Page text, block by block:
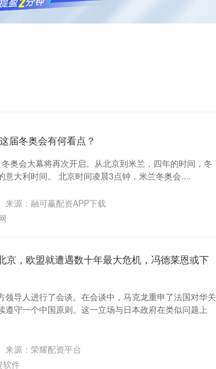
届冬奥会有何看点？
奥会大幕将再次开启。从北京到米兰，四年的时间，冬
意大利时间。 北京时间凌晨3点钟，米兰冬奥会....
来源：融可赢配资APP下载
京，欧盟就遭遇数十年最大危机，冯德莱恩或下
领导人进行了会谈。在会谈中，马克龙重申了法国对华关
遵守一个中国原则。这一立场与日本政府在类似问题上
来源：荣耀配资平台
软件